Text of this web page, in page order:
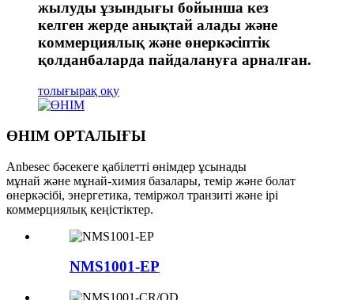
жылуды ұзындығы бойынша кез
келген жерде анықтай алады және
коммерциялық және өнеркәсіптік
қолданбаларда пайдалануға арналған.
толығырақ оқу
ӨНІМ ОРТАЛЫҒЫ
Anbesec бәсекеге қабілетті өнімдер ұсынады
мұнай және мұнай-химия базалары, темір және болат
өнеркәсібі, энергетика, теміржол транзиті және ірі
коммерциялық кеңістіктер.
NMS1001-EP